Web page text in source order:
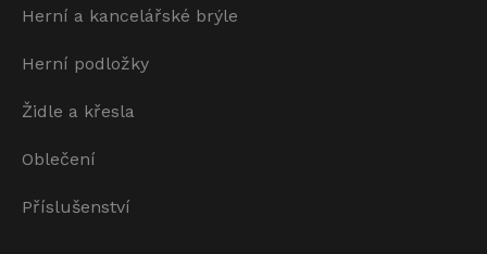
Herní a kancelářské brýle
Herní podložky
Židle a křesla
Oblečení
Příslušenství